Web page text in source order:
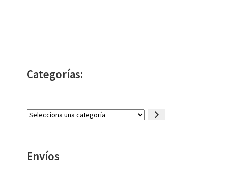
Categorías:
Selecciona
Envíos